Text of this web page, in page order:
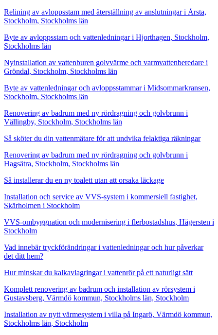
Relining av avloppsstam med återställning av anslutningar i Årsta,
Stockholm, Stockholms län
Byte av avloppsstam och vattenledningar i Hjorthagen, Stockholm,
Stockholms län
Nyinstallation av vattenburen golvvärme och varmvattenberedare i
Gröndal, Stockholm, Stockholms län
Byte av vattenledningar och avloppsstammar i Midsommarkransen,
Stockholm, Stockholms län
Renovering av badrum med ny rördragning och golvbrunn i
Vällingby, Stockholm, Stockholms län
Så sköter du din vattenmätare för att undvika felaktiga räkningar
Renovering av badrum med ny rördragning och golvbrunn i
Hagsätra, Stockholm, Stockholms län
Så installerar du en ny toalett utan att orsaka läckage
Installation och service av VVS-system i kommersiell fastighet,
Skärholmen i Stockholm
VVS-ombyggnation och modernisering i flerbostadshus, Hägersten i
Stockholm
Vad innebär tryckförändringar i vattenledningar och hur påverkar
det ditt hem?
Hur minskar du kalkavlagringar i vattenrör på ett naturligt sätt
Komplett renovering av badrum och installation av rörsystem i
Gustavsberg, Värmdö kommun, Stockholms län, Stockholm
Installation av nytt värmesystem i villa på Ingarö, Värmdö kommun,
Stockholms län, Stockholm